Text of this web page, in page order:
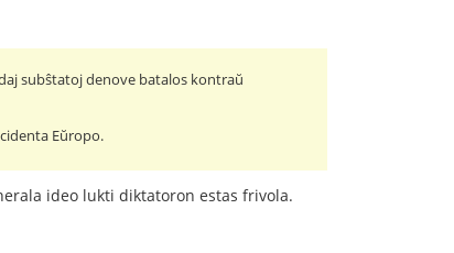
subŝtatoj denove batalos kontraŭ
Eŭropo.
ideo lukti diktatoron estas frivola.